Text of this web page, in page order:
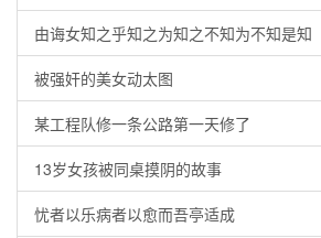
由诲女知之乎知之为知之不知为不知是知
被强奸的美女动太图
某工程队修一条公路第一天修了
13岁女孩被同桌摸阴的故事
忧者以乐病者以愈而吾亭适成